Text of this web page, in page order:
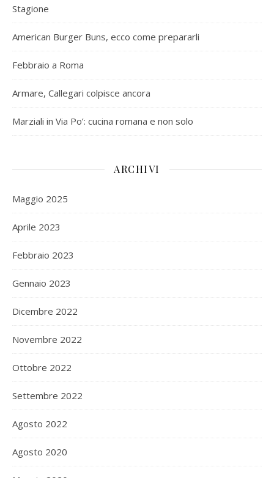
Stagione
American Burger Buns, ecco come prepararli
Febbraio a Roma
Armare, Callegari colpisce ancora
Marziali in Via Po’: cucina romana e non solo
ARCHIVI
Maggio 2025
Aprile 2023
Febbraio 2023
Gennaio 2023
Dicembre 2022
Novembre 2022
Ottobre 2022
Settembre 2022
Agosto 2022
Agosto 2020